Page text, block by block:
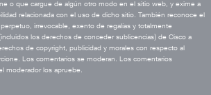
o que cargue de algún otro modo en el sitio web, y exime a
relacionada con el uso de dicho sitio. También reconoce el
irrevocable, exento de regalías y totalmente
los derechos de conceder sublicencias) de Cisco a
de copyright, publicidad y morales con respecto al
Los comentarios se moderan. Los comentarios
moderador los apruebe.